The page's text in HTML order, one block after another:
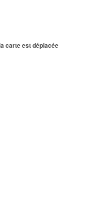
carte est déplacée